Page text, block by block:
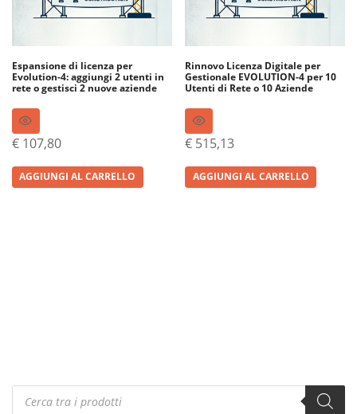
Espansione di licenza per
Evolution-4: aggiungi 2 utenti in
rete o gestisci 2 nuove aziende
€ 107,80
AGGIUNGI AL CARRELLO
Rinnovo Licenza Digitale per
Gestionale EVOLUTION-4 per 10
Utenti di Rete o 10 Aziende
€ 515,13
AGGIUNGI AL CARRELLO
Products
search